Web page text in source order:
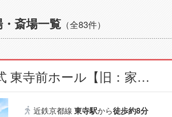
斎場一覧 （全83件）
小さなお葬式 東寺前ホール【旧：家族葬のらくおう 東寺前ホール】
近鉄京都線 東寺駅から徒歩約8分